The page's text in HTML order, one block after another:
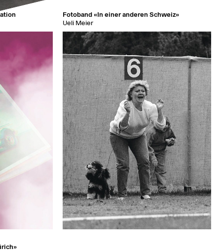
Fotoband «In einer anderen Schweiz»
Ueli Meier